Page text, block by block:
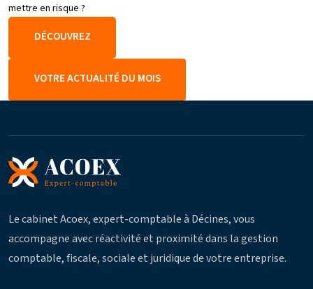
mettre en risque ?
DÉCOUVREZ
VOTRE ACTUALITÉ DU MOIS
Le cabinet Acoex, expert-comptable à Décines, vous
accompagne avec réactivité et proximité dans la gestion
comptable, fiscale, sociale et juridique de votre entreprise.